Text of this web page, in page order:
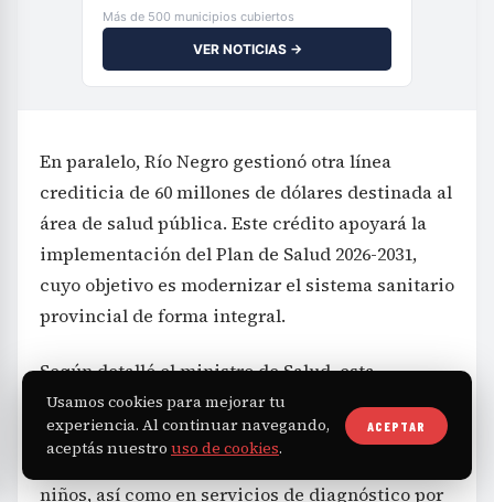
Más de 500 municipios cubiertos
VER NOTICIAS →
En paralelo, Río Negro gestionó otra línea
crediticia de 60 millones de dólares destinada al
área de salud pública. Este crédito apoyará la
implementación del Plan de Salud 2026-2031,
cuyo objetivo es modernizar el sistema sanitario
provincial de forma integral.
Según detalló el ministro de Salud, esta
inversión permitirá la incorporación de
equipamiento avanzado en quirófanos,
neonatología, terapias intensivas para adultos y
niños, así como en servicios de diagnóstico por
Usamos cookies para mejorar tu
experiencia. Al continuar navegando,
aceptás nuestro uso de cookies.
ACEPTAR